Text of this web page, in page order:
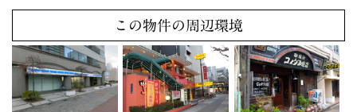
この物件の周辺環境